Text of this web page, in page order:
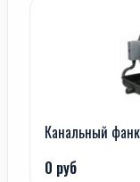
Канальный
0 руб